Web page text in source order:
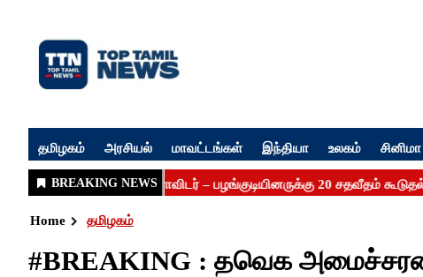
தமிழகம் அரசியல் மாவட்டங்கள் இந்தியா உலகம் சினிமா
Home தமிழகம்
#BREAKING : தவெக